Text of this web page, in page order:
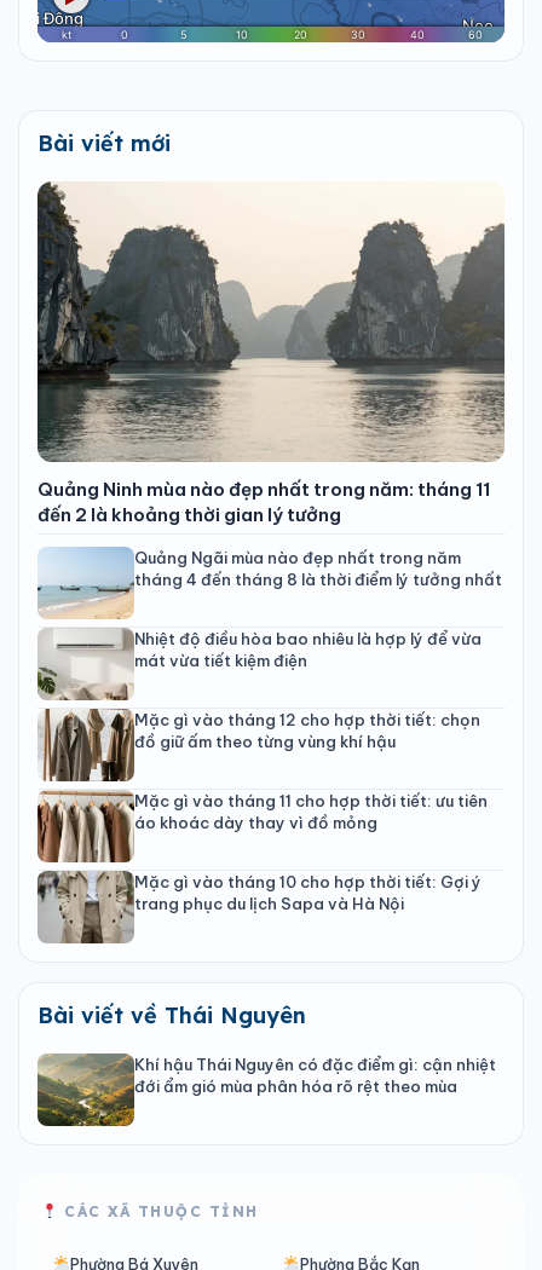
Bài viết mới
Quảng Ninh mùa nào đẹp nhất trong năm: tháng 11
đến 2 là khoảng thời gian lý tưởng
Quảng Ngãi mùa nào đẹp nhất trong năm
tháng 4 đến tháng 8 là thời điểm lý tưởng nhất
Nhiệt độ điều hòa bao nhiêu là hợp lý để vừa
mát vừa tiết kiệm điện
Mặc gì vào tháng 12 cho hợp thời tiết: chọn
đồ giữ ấm theo từng vùng khí hậu
Mặc gì vào tháng 11 cho hợp thời tiết: ưu tiên
áo khoác dày thay vì đồ mỏng
Mặc gì vào tháng 10 cho hợp thời tiết: Gợi ý
trang phục du lịch Sapa và Hà Nội
Bài viết về Thái Nguyên
Khí hậu Thái Nguyên có đặc điểm gì: cận nhiệt
đới ẩm gió mùa phân hóa rõ rệt theo mùa
CÁC XÃ THUỘC TỈNH
Phường Bá Xuyên Phường Bắc Kạn